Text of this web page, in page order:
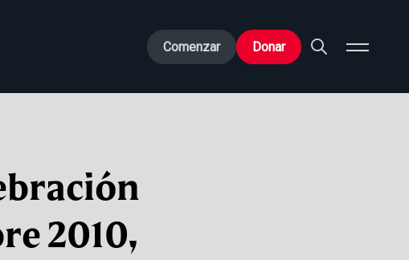
Comenzar Donar
2010,